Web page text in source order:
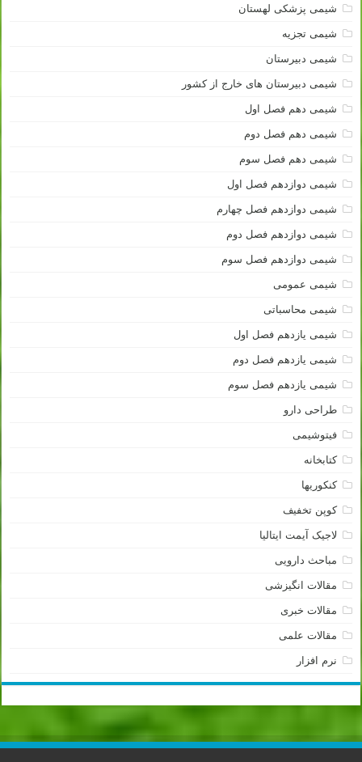
شیمی پزشکی لهستان
شیمی تجزیه
شیمی دبیرستان
شیمی دبیرستان های خارج از کشور
شیمی دهم فصل اول
شیمی دهم فصل دوم
شیمی دهم فصل سوم
شیمی دوازدهم فصل اول
شیمی دوازدهم فصل چهارم
شیمی دوازدهم فصل دوم
شیمی دوازدهم فصل سوم
شیمی عمومی
شیمی محاسباتی
شیمی یازدهم فصل اول
شیمی یازدهم فصل دوم
شیمی یازدهم فصل سوم
طراحی دارو
فیتوشیمی
کتابخانه
کنکوریها
کوپن تخفیف
لاجیک آیمت ایتالیا
مباحث دارویی
مقالات انگیزشی
مقالات خبری
مقالات علمی
نرم افزار